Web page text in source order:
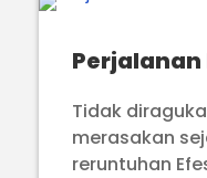
Perjalanan
Tidak
merasakan
reruntuhan